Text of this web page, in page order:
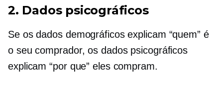
2. Dados psicográficos
Se os dados demográficos explicam “quem” é
o seu comprador, os dados psicográficos
explicam “por que” eles compram.